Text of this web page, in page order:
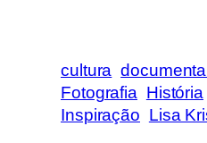
cultura
Fotografia História
Inspiração Lisa